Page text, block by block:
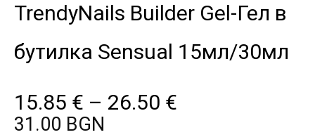
TrendyNails Builder Gel-Гел в
бутилка Sensual 15мл/30мл
15.85 € – 26.50 €
31.00 BGN